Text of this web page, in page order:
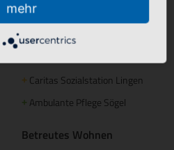
Ambulante Pflege
+ Caritas Sozialstation Lingen
+ Ambulante Pflege Sögel
Betreutes Wohnen
mehr